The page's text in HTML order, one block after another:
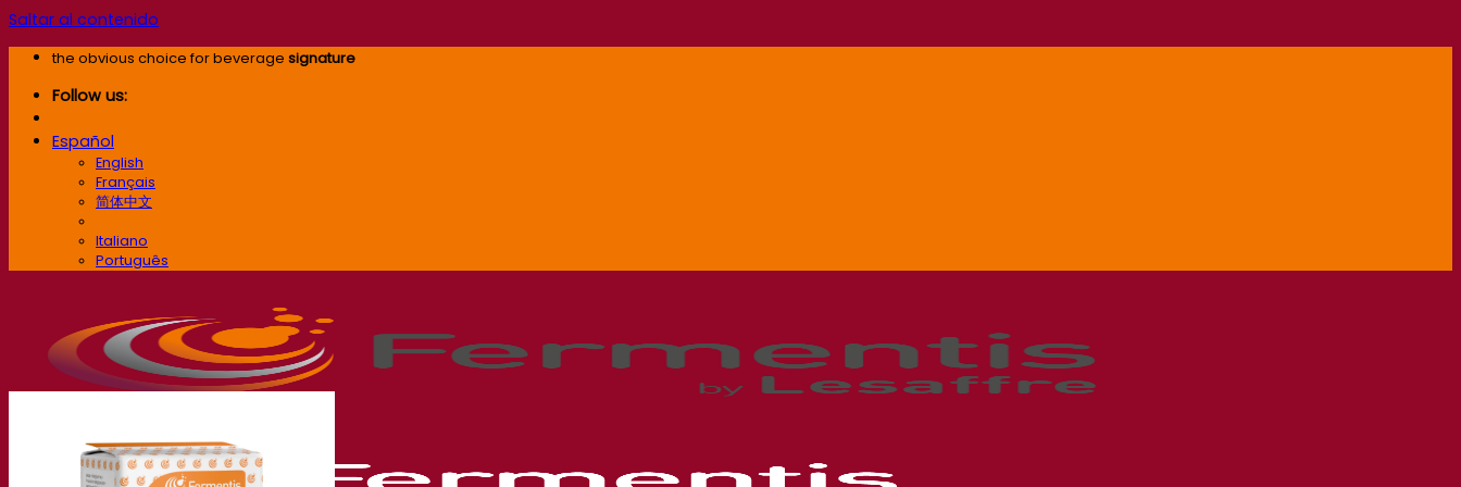
Saltar al contenido
the obvious choice for beverage signature
Follow us:
Español
English
Français
简体中文
Italiano
Português